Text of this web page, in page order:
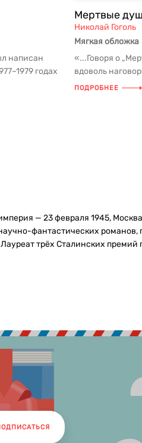
написан
годах
в США...
Мертвые
Николай Гоголь
Мягкая обложка
«...Говоря о
вдоволь
суждение поэта
ПОДРОБНЕЕ
— 23 февраля 1945,
фантастических романов,
трёх Сталинских премий